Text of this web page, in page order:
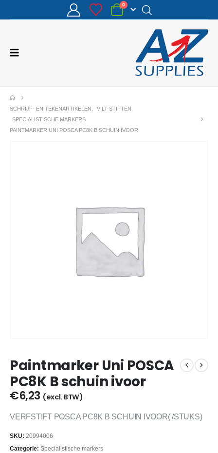
0
SCHRIJF- EN TEKENARTIKELEN VILT-STIFTEN
SPECIALISTISCHE MARKERS
PAINTMARKER UNI POSCA PC8K B SCHUIN IVOOR
Paintmarker Uni POSCA
PC8K B schuin ivoor
€6,23 (excl. BTW)
VERFSTIFT POSCA PC8K B SCHUIN IVOOR( /STUKS)
SKU: 20994006
Categorie: Specialistische markers